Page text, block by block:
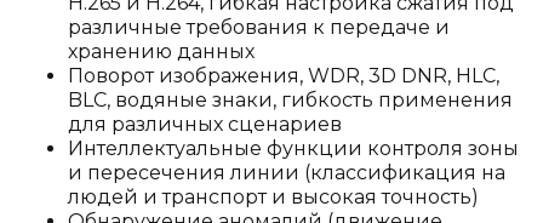
различные требования к передаче и
хранению данных
Поворот изображения, WDR, 3D DNR, HLC,
BLC, водяные знаки, гибкость применения
для различных сценариев
Интеллектуальные функции контроля зоны
и пересечения линии (классификация на
людей и транспорт и высокая точность)